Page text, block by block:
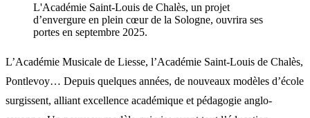
L'Académie Saint-Louis de Chalès, un projet
d’envergure en plein cœur de la Sologne, ouvrira ses
portes en septembre 2025.
L’Académie Musicale de Liesse, l’Académie Saint-Louis de Chalès,
Pontlevoy… Depuis quelques années, de nouveaux modèles d’école
surgissent, alliant excellence académique et pédagogie anglo-